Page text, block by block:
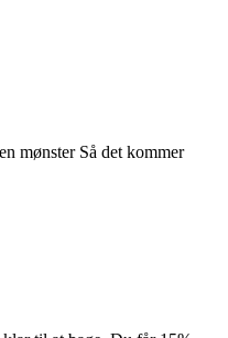
mønster Så det kommer